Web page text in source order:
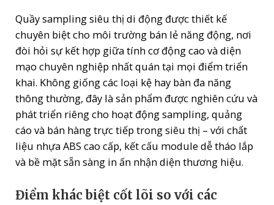
Quầy sampling siêu thị di động được thiết kế
chuyên biệt cho môi trường bán lẻ năng động, nơi
đòi hỏi sự kết hợp giữa tính cơ động cao và diện
mạo chuyên nghiệp nhất quán tại mọi điểm triển
khai. Không giống các loại kệ hay bàn đa năng
thông thường, đây là sản phẩm được nghiên cứu và
phát triển riêng cho hoạt động sampling, quảng
cáo và bán hàng trực tiếp trong siêu thị – với chất
liệu nhựa ABS cao cấp, kết cấu module dễ tháo lắp
và bề mặt sẵn sàng in ấn nhận diện thương hiệu.
Điểm khác biệt cốt lõi so với các